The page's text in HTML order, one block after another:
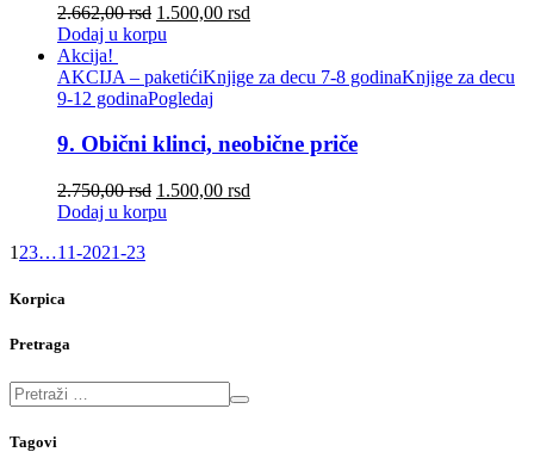
2.662,00rsd 1.500,00 rsd
Dodaj u korpu
Akcija!
AKCIJA – paketićiKnjige za decu 7-8 godinaKnjige za decu
9-12 godinaPogledaj
9. Obični klinci, neobične priče
2.750,00rsd 1.500,00 rsd
Dodaj u korpu
1 23…11-2021-23
Korpica
Pretraga
Tagovi